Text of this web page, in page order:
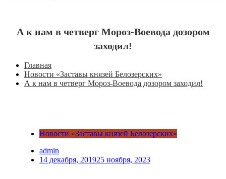
А к нам в четверг Мороз-Воевода дозором
заходил!
Главная
Новости «Заставы князей Белозерских»
А к нам в четверг Мороз-Воевода дозором заходил!
Новости «Заставы князей Белозерских»
admin
14 декабря, 201925 ноября, 2023